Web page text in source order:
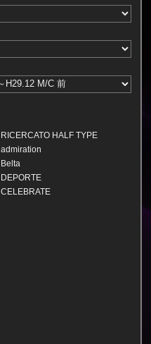
RICERCATO HALF TYPE
admiration
Belta
DEPORTE
CELEBRATE